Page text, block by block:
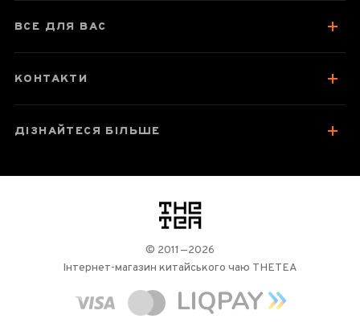
Варто спробувати
Відгуки чаєманів 2
ВСЕ ДЛЯ ВАС
КОНТАКТИ
ДІЗНАЙТЕСЯ БІЛЬШЕ
логотип
© 2011—2026
Інтернет-магазин китайського чаю THETEA